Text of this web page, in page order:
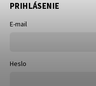
PRIHLÁSENIE
E-mail
Heslo